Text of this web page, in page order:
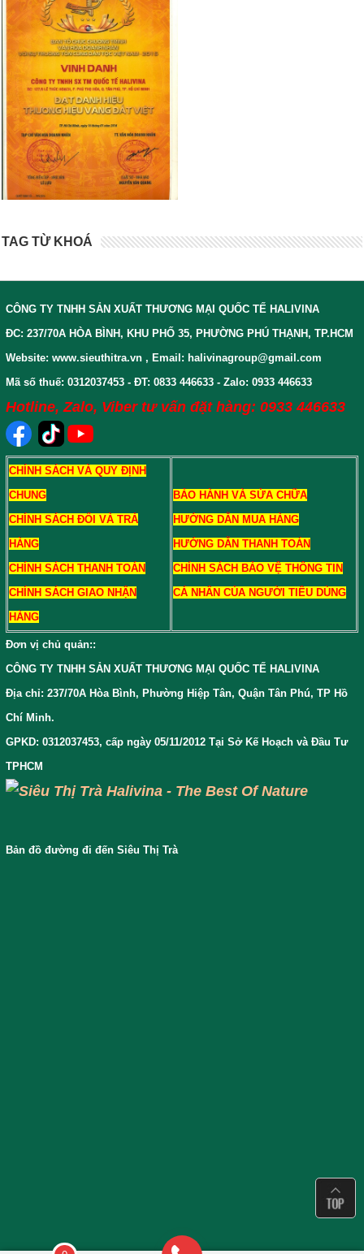
TAG TỪ KHOÁ
CÔNG TY TNHH SẢN XUẤT THƯƠNG MẠI QUỐC TẾ HALIVINA
ĐC: 237/70A HÒA BÌNH, KHU PHỐ 35, PHƯỜNG PHÚ THẠNH, TP.HCM
Website: www.sieuthitra.vn , Email: halivinagroup@gmail.com
Mã số thuế: 0312037453 - ĐT: 0833 446633 - Zalo: 0933 446633
Hotline, Zalo, Viber tư vấn đặt hàng: 0933 446633
CHÍNH SÁCH VÀ QUY ĐỊNH
CHUNG
CHÍNH SÁCH ĐỔI VÀ TRẢ
HÀNG
CHÍNH SÁCH THANH TOÁN
CHÍNH SÁCH GIAO NHẬN
HÀNG
BẢO HÀNH VÀ SỬA CHỮA
HƯỚNG DẪN MUA HÀNG
HƯỚNG DẪN THANH TOÁN
CHÍNH SÁCH BẢO VỆ THÔNG TIN
CÁ NHÂN CỦA NGƯỜI TIÊU DÙNG
Đơn vị chủ quản::
CÔNG TY TNHH SẢN XUẤT THƯƠNG MẠI QUỐC TẾ HALIVINA
Địa chỉ: 237/70A Hòa Bình, Phường Hiệp Tân, Quận Tân Phú, TP Hồ
Chí Minh.
GPKD: 0312037453, cấp ngày 05/11/2012 Tại Sở Kế Hoạch và Đầu Tư
TPHCM
Bản đồ đường đi đến Siêu Thị Trà